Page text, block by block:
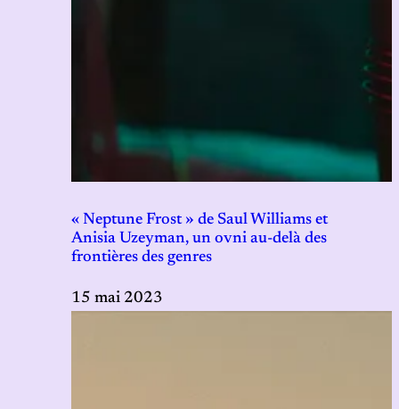
« Neptune Frost » de Saul Williams et
Anisia Uzeyman, un ovni au-delà des
frontières des genres
15 mai 2023